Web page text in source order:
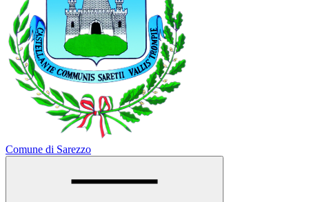
Comune di Sarezzo